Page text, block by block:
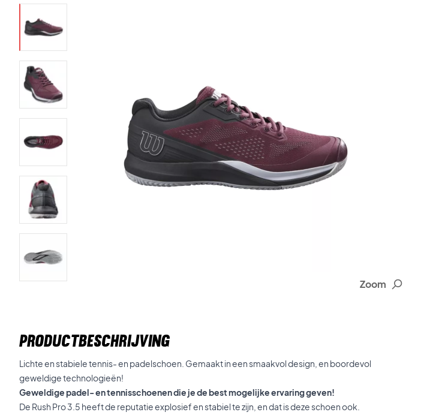
Zoom
PRODUCTBESCHRIJVING
Lichte en stabiele tennis- en padelschoen. Gemaakt in een smaakvol design, en boordevol
geweldige technologieën!
Geweldige padel- en tennisschoenen die je de best mogelijke ervaring geven!
De Rush Pro 3.5 heeft de reputatie explosief en stabiel te zijn, en dat is deze schoen ook.